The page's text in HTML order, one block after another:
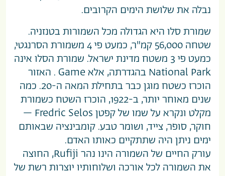
נבלה את שלושת הימים הקרובים.
שמורת סלו היא הגדולה מכל השמורות בטנזניה.
שטחה 56,000 קמ"ר, כמעט פי 4
משמורת הסרנגטי,
כמעט פי 3 משטח מדינת ישראל. שמורת הסלו אינה
National Park בהגדרתה, אלא Game . האזור
הוכרז כשטח מוגן כבר בתחילת המאה ה-20. כמה
שנים מאוחר יותר, ב-1922, הוכרז השטח כשמורת
מקלט ונקרא על שמו של קפטן Fredric Selos –
חוקר, סופר, צייד, ושומר טבע. קומבינציה שבאותם
ימים ניתן היה שתתקיים כאותו האדם.
עורק החיים של השמורה הינו נהר Rufiji, החוצה
את השמורה לכל אורכה ושלוחותיו יוצרות רשת של